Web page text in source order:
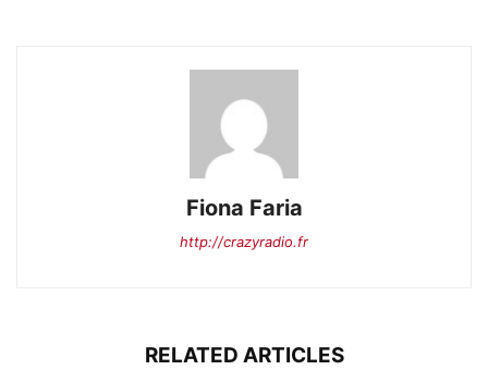
Fiona Faria
http://crazyradio.fr
RELATED ARTICLES